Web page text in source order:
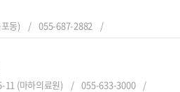
동)
055-687-2882
11 (마하의료원)
055-633-3000